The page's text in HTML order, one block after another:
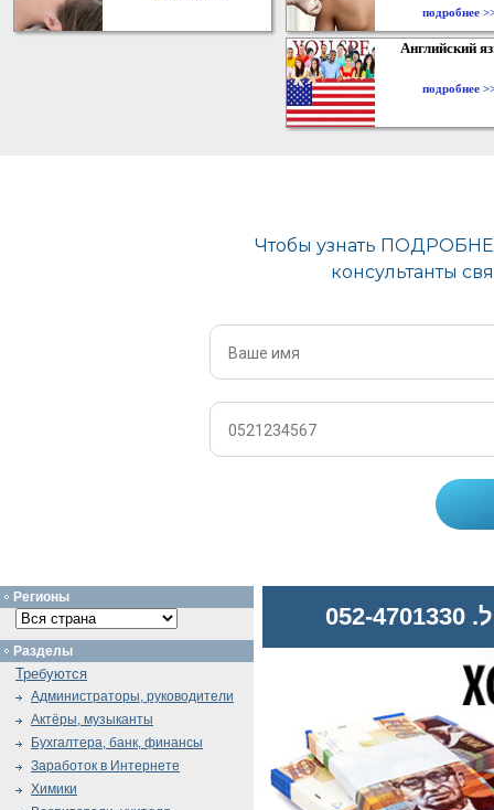
подробнее
Английский
подробнее
Регионы
Разделы
Требуются
Администраторы, руководители
Актёры, музыканты
Бухгалтера, банк, финансы
Заработок в Интернете
Химики